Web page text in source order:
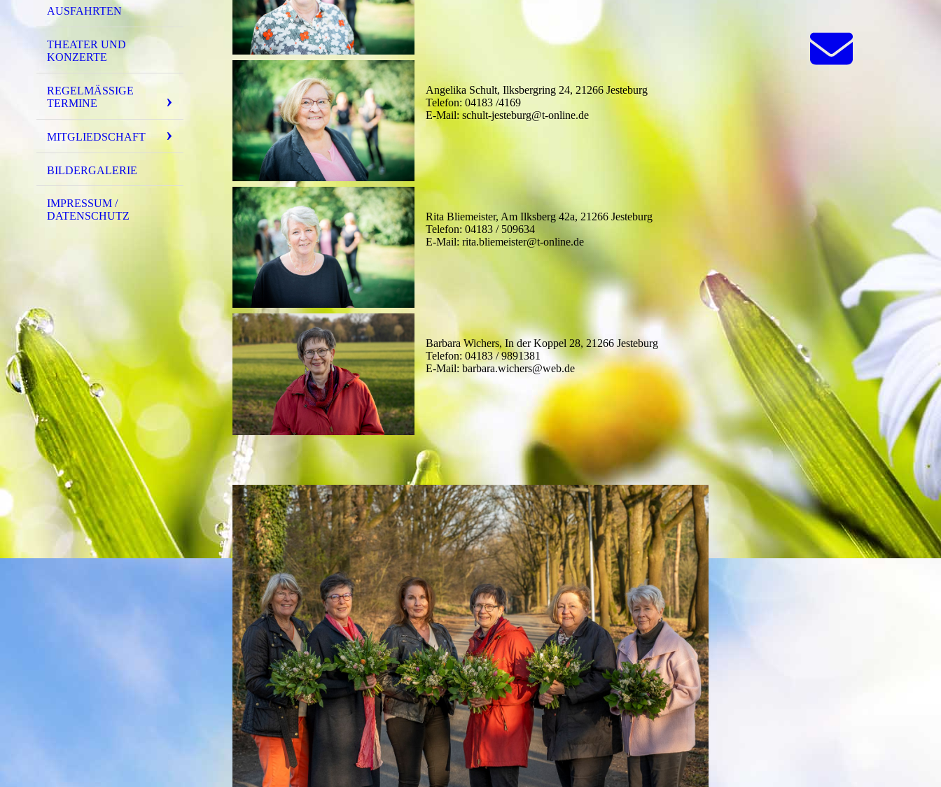
AUSFAHRTEN
THEATER UND
KONZERTE
REGELMÄSSIGE T
ERMINE
MITGLIEDSCHAFT
BILDERGALERIE
IMPRESSUM /
DATENSCHUTZ
Angelika Schult, Ilksbergring 24, 21266 Jesteburg
Telefon: 04183 /4169
E-Mail: schult-jesteburg@t-online.de
Rita Bliemeister, Am Ilksberg 42a, 21266 Jesteburg
Telefon: 04183 / 509634
E-Mail: rita.bliemeister@t-online.de
Barbara Wichers, In der Koppel 28, 21266 Jesteburg
Telefon: 04183 / 9891381
E-Mail: barbara.wichers@web.de